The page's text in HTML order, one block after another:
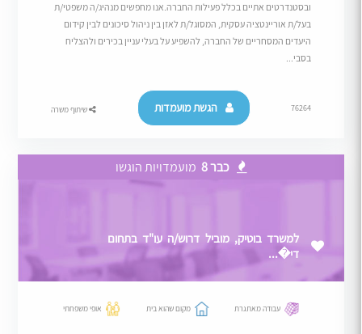
ובסטנדרטים אתיים בכלל פעילות החברה.אנו מחפשים מנהיג/ה משפטי/ת
בעל/ת אוריינטציה עסקית, המסוגל/ת לאזן בין ניהול סיכונים לבין קידום
היעדים המסחריים של החברה, להשפיע על בעלי עניין בכירים ולהצליח
בסבי...
76264 הגשת מועמדות שיתוף משרה
כבר 8 מועמדויות הוגשו
למשרד בוטיק, מוביל דרוש/ה עו"ד בתחום
די�...
עבודה מאתגרת מקום שהוא בית אופי משפחתי